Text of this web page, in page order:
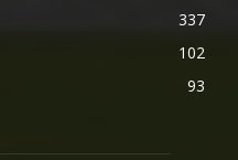
337
102
93